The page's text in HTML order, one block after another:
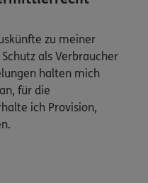
zu meiner
als Verbraucher
halten mich
für die
ich Provision,